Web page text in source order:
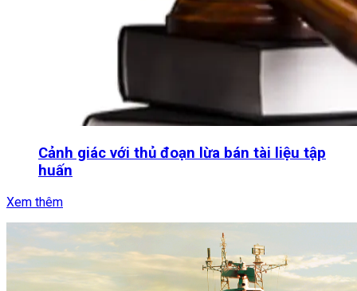
Cảnh giác với thủ đoạn lừa bán tài liệu tập
huấn
Xem thêm